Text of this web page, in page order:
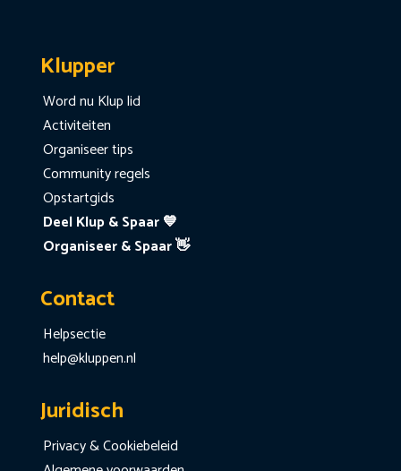
Klupper
Word nu Klup lid
Activiteiten
Organiseer tips
Community regels
Opstartgids
Deel Klup & Spaar 💙
Organiseer & Spaar 👋
Contact
Helpsectie
help@kluppen.nl
Juridisch
Privacy & Cookiebeleid